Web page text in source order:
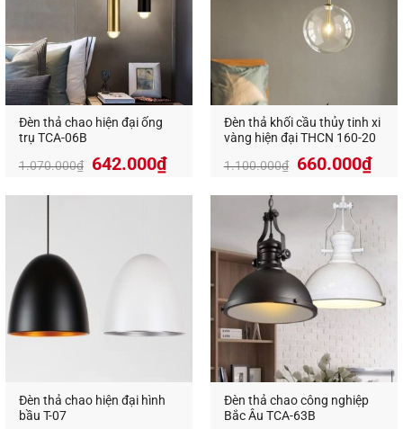
đèn tiết kiệm điện năng khi sử dụng lên tới 70%
so với đèn sợi đốt và có độ bền lên tới 50.000
giờ.
An toàn với người sử dụng:Đèn thả cao cấp
không tỏa nhiều nhiệt lượng khi sử dụng, không
tạo tia uv nên vừa đảm bảo an toàn cho người
sử dụng, thân thiện với môi trường.
Đèn thả chao hiện đại ống
trụ TCA-06B
1.070.000₫ 642.000₫
Đèn thả khối cầu thủy tinh xi
vàng hiện đại THCN 160-20
1.100.000₫
Giá
là:
1.100.000₫.
660.000₫Giá
tại
là:
Đèn thả chao hiện đại hình
bầu T-07
Đèn thả chao công nghiệp
Bắc Âu TCA-63B